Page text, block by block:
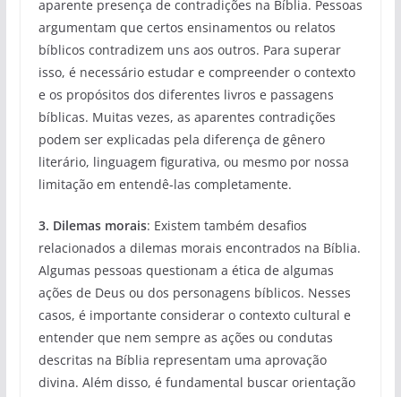
aparente presença de contradições na Bíblia. Pessoas
argumentam que certos ensinamentos ou relatos
bíblicos contradizem uns aos outros. Para superar
isso, é necessário estudar e compreender o contexto
e os propósitos dos diferentes livros e passagens
bíblicas. Muitas vezes, as aparentes contradições
podem ser explicadas pela diferença de gênero
literário, linguagem figurativa, ou mesmo por nossa
limitação em entendê-las completamente.
3. Dilemas morais: Existem também desafios
relacionados a dilemas morais encontrados na Bíblia.
Algumas pessoas questionam a ética de algumas
ações de Deus ou dos personagens bíblicos. Nesses
casos, é importante considerar o contexto cultural e
entender que nem sempre as ações ou condutas
descritas na Bíblia representam uma aprovação
divina. Além disso, é fundamental buscar orientação